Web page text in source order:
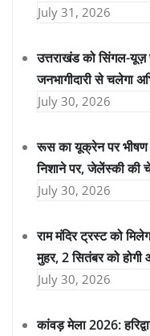
July 31, 2026
उत्तराखंड को सिंगल-
जनभागीदारी से चलेगा
July 30, 2026
रूस का यूक्रेन पर भीषण
निशाने पर, जेलेंस्की की
July 30, 2026
राम मंदिर ट्रस्ट को
मुहर, 2 सितंबर को होगी
July 30, 2026
कांवड़ मेला 2026: